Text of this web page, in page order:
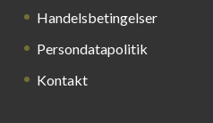
Handelsbetingelser
Persondatapolitik
Kontakt